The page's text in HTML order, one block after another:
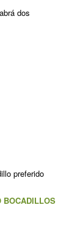
dos
preferido
BOCADILLOS